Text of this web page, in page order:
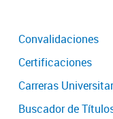
Convalidaciones
Certificaciones
Carreras
Buscador de